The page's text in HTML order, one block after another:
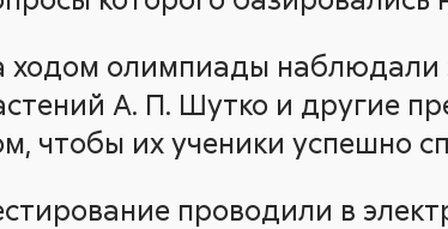
ходом олимпиады
А. П. Шутко и другие
чтобы их ученики успешно
проводили в